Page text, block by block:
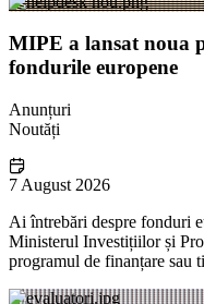
MIPE a lansat noua
fondurile europene
Anunțuri
Noutăți
7 August 2026
Ai întrebări despre fonduri
Ministerul Investițiilor și
programul de finanțare sau